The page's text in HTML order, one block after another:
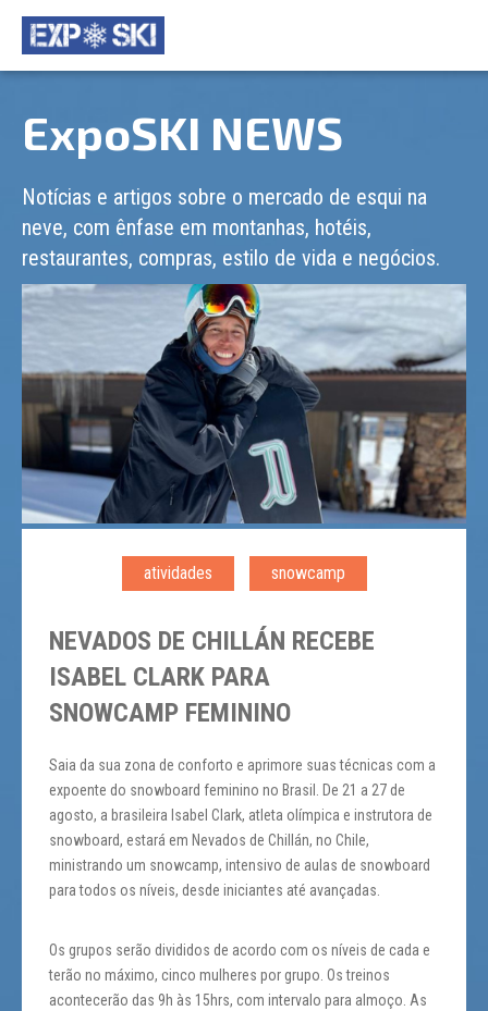
ExpoSKI NEWS
Notícias e artigos sobre o mercado de esqui na
neve, com ênfase em montanhas, hotéis,
restaurantes, compras, estilo de vida e negócios.
atividades snowcamp
NEVADOS DE CHILLÁN RECEBE
ISABEL CLARK PARA
SNOWCAMP FEMININO
Saia da sua zona de conforto e aprimore suas técnicas com a
expoente do snowboard feminino no Brasil. De 21 a 27 de
agosto, a brasileira Isabel Clark, atleta olímpica e instrutora de
snowboard, estará em Nevados de Chillán, no Chile,
ministrando um snowcamp, intensivo de aulas de snowboard
para todos os níveis, desde iniciantes até avançadas.
Os grupos serão divididos de acordo com os níveis de cada e
terão no máximo, cinco mulheres por grupo. Os treinos
acontecerão das 9h às 15hrs, com intervalo para almoço. As